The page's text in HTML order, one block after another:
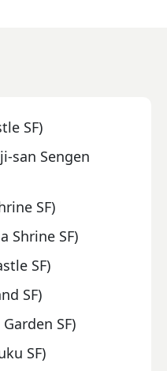
SF)
san Sengen
SF)
Shrine SF)
SF)
SF)
SF)
SF)